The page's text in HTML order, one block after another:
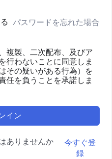
パスワードを忘れた場合
複製、二次配布、及びア
行わないことに同意しま
その疑いがある行為）を
任を負うことを承諾しま
イン
ありませんか
今すぐ登
録